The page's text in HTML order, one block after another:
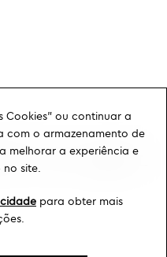
Cookies" ou continuar a
com o armazenamento de
melhorar a experiência e
site.
para obter mais